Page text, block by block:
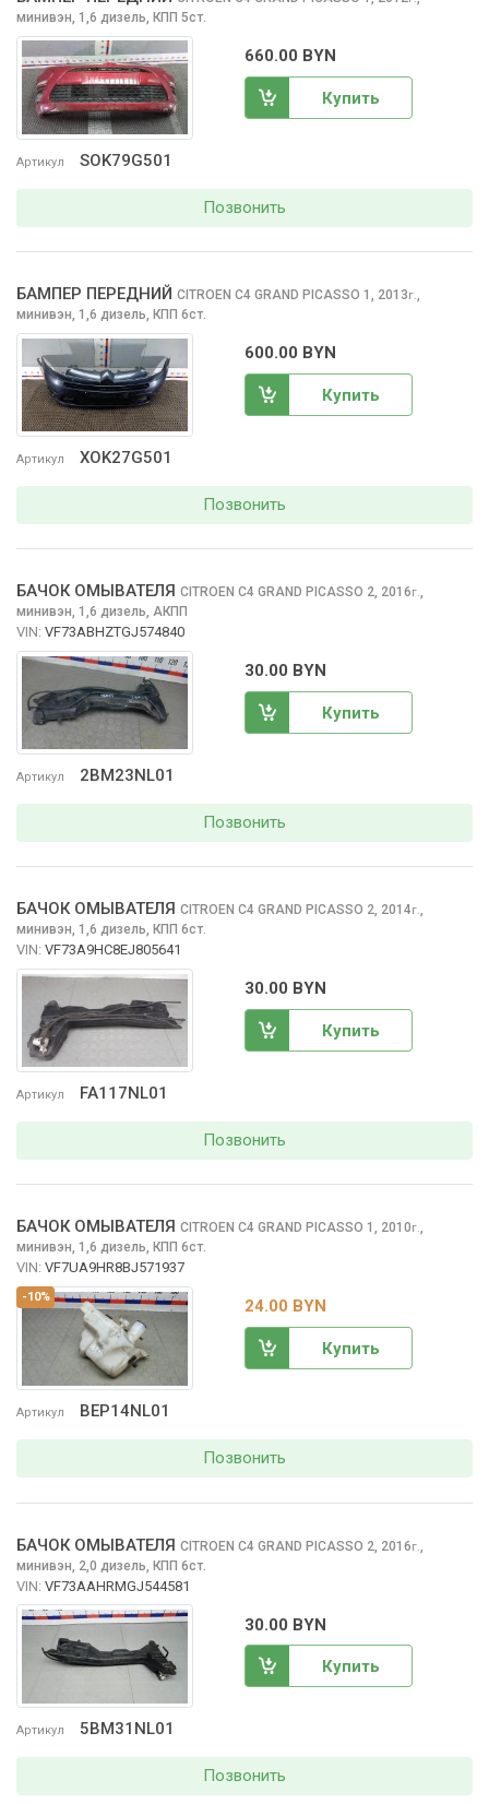
Артикул SOK79G501
минивэн, 1,6 дизель, КПП 5ст.
660.00 BYN
Купить
Позвонить
Артикул XOK27G501
БАМПЕР ПЕРЕДНИЙ CITROEN C4 GRAND PICASSO 1, 2013г.,
минивэн, 1,6 дизель, КПП 6ст.
600.00 BYN
Купить
Позвонить
Артикул 2BM23NL01
БАЧОК ОМЫВАТЕЛЯ CITROEN C4 GRAND PICASSO 2, 2016г.,
минивэн, 1,6 дизель, АКПП
VIN: VF73ABHZTGJ574840
30.00 BYN
Купить
Позвонить
Артикул FA117NL01
БАЧОК ОМЫВАТЕЛЯ CITROEN C4 GRAND PICASSO 2, 2014г.,
минивэн, 1,6 дизель, КПП 6ст.
VIN: VF73A9HC8EJ805641
30.00 BYN
Купить
Позвонить
-10%
Артикул BEP14NL01
БАЧОК ОМЫВАТЕЛЯ CITROEN C4 GRAND PICASSO 1, 2010г.,
минивэн, 1,6 дизель, КПП 6ст.
VIN: VF7UA9HR8BJ571937
24.00 BYN
Купить
Позвонить
Артикул 5BM31NL01
БАЧОК ОМЫВАТЕЛЯ CITROEN C4 GRAND PICASSO 2, 2016г.
минивэн, 2,0 дизель, КПП 6ст.
VIN: VF73AAHRMGJ544581
30.00 BYN
Купить
Позвонить